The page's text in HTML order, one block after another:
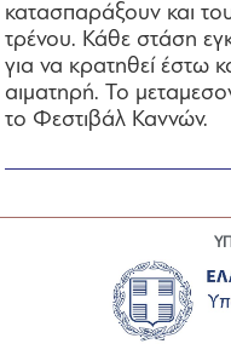
κατασπαράξουν και
τρένου. Κάθε στάση
για να κρατηθεί έστω
αιματηρή. Το
το Φεστιβάλ Καννών.